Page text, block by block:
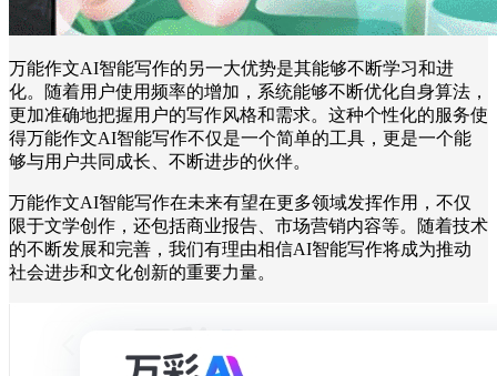
万能作文AI智能写作的另一大优势是其能够不断学习和进
化。随着用户使用频率的增加，系统能够不断优化自身算法，
更加准确地把握用户的写作风格和需求。这种个性化的服务使
得万能作文AI智能写作不仅是一个简单的工具，更是一个能
够与用户共同成长、不断进步的伙伴。
万能作文AI智能写作在未来有望在更多领域发挥作用，不仅
限于文学创作，还包括商业报告、市场营销内容等。随着技术
的不断发展和完善，我们有理由相信AI智能写作将成为推动
社会进步和文化创新的重要力量。